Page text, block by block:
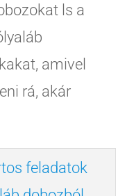
ls a
amivel
rá, akár